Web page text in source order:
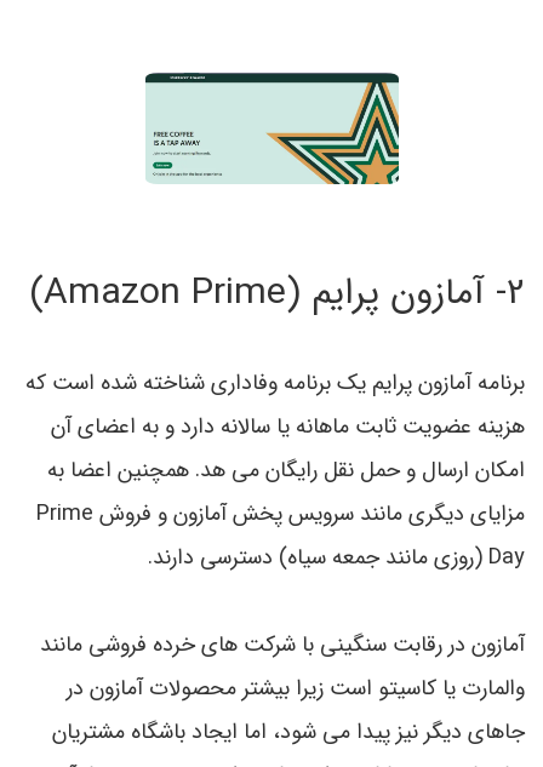
2- آمازون پرایم (Amazon Prime)
برنامه آمازون پرایم یک برنامه وفاداری شناخته شده است که
هزینه عضویت ثابت ماهانه یا سالانه دارد و به اعضای آن
امکان ارسال و حمل نقل رایگان می هد. همچنین اعضا به
مزایای دیگری مانند سرویس پخش آمازون و فروش Prime
Day (روزی مانند جمعه سیاه) دسترسی دارند.
آمازون در رقابت سنگینی با شرکت های خرده فروشی مانند
والمارت یا کاسیتو است زيرا بیشتر محصولات آمازون در
جاهای دیگر نیز پیدا می شود، اما ایجاد باشگاه مشتریان